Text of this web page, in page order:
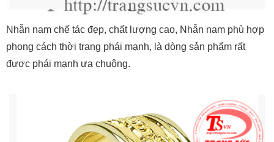
Nhẫn nam chế tác đẹp, chất lượng cao, Nhẫn nam phù hợp
phong cách thời trang phái mạnh, là dòng sản phẩm rất
được phái mạnh ưa chuộng.